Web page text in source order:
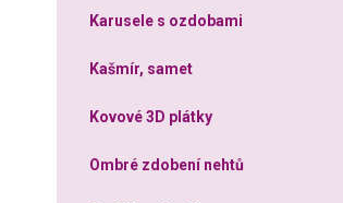
Karusele s ozdobami
Kašmír, samet
Kovové 3D plátky
Ombré zdobení nehtů